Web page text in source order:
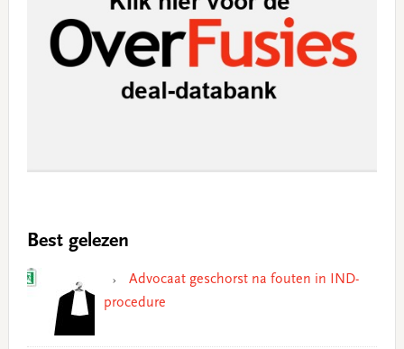
Best gelezen
Advocaat geschorst na fouten in IND-
procedure